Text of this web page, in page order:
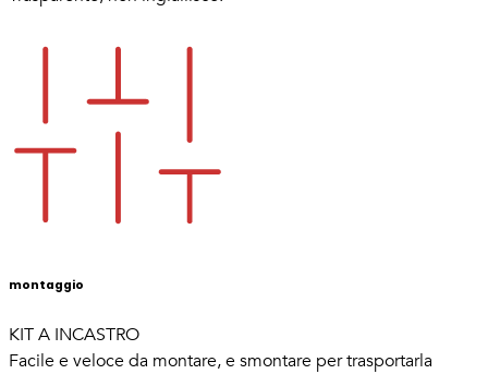
montaggio
KIT A INCASTRO
Facile e veloce da montare, e smontare per trasportarla